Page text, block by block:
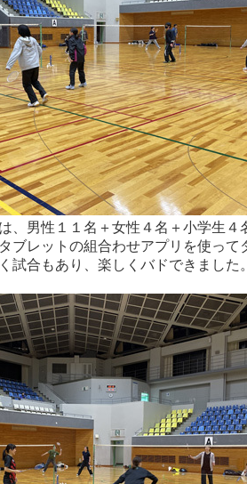
、男性１１名＋女性４名＋小学生
ブレットの組合わせアプリを使って
試合もあり、楽しくバドできました